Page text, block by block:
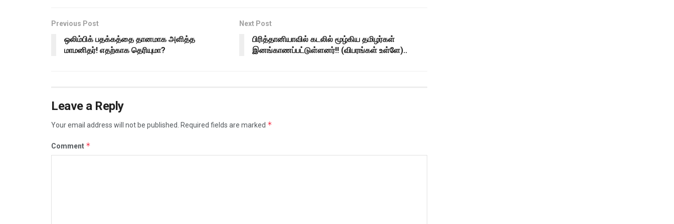
Previous Post
ஒலிம்பிக் பதக்கத்தை தானமாக அளித்த
மாமனிதர்! எதற்காக தெரியுமா?
Next Post
பிரித்தானியாவில் கடலில் மூழ்கிய தமிழர்கள்
இனங்காணப்பட்டுள்ளனர்!! (விபரங்கள் உள்ளே)..
Leave a Reply
Your email address will not be published. Required fields are marked *
Comment *